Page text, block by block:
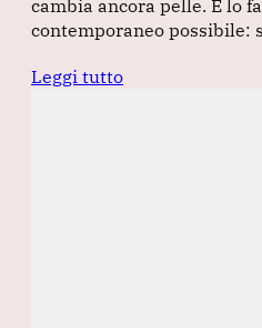
cambia ancora pelle. E lo
contemporaneo possibile:
Leggi tutto